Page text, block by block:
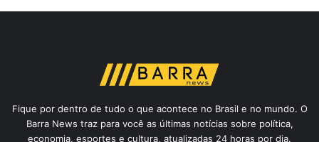
Fique por dentro de tudo o que acontece no Brasil e no mundo. O
Barra News traz para você as últimas notícias sobre política,
economia, esportes e cultura, atualizadas 24 horas por dia.